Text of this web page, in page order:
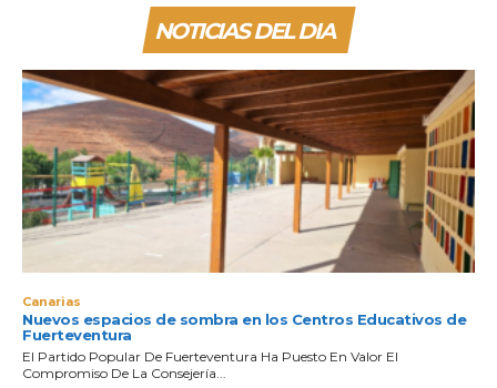
NOTICIAS DEL DIA
Canarias
Nuevos espacios de sombra en los Centros Educativos de
Fuerteventura
El Partido Popular De Fuerteventura Ha Puesto En Valor El
Compromiso De La Consejería...